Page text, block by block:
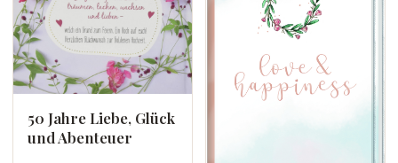
50 Jahre Liebe, Glück
und Abenteuer